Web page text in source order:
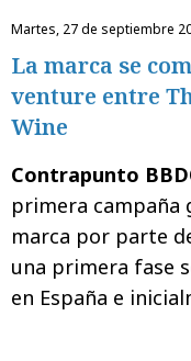
martes, 27 de septiembre
La marca se
venture entre
Wine
Contrapunto
primera campaña
marca por parte
una primera fase
en España e